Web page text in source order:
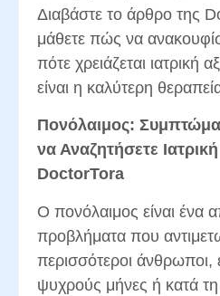
Διαβάστε το άρθρο της
μάθετε πώς να
πότε χρειάζεται ιατρική
είναι η καλύτερη
Πονόλαιμος:
να Αναζητήσετε
DoctorTora
Ο πονόλαιμος είναι ένα
προβλήματα που
περισσότεροι άνθρωποι,
ψυχρούς μήνες ή κατά